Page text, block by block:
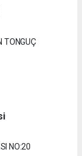
TONGUÇ
NO:20